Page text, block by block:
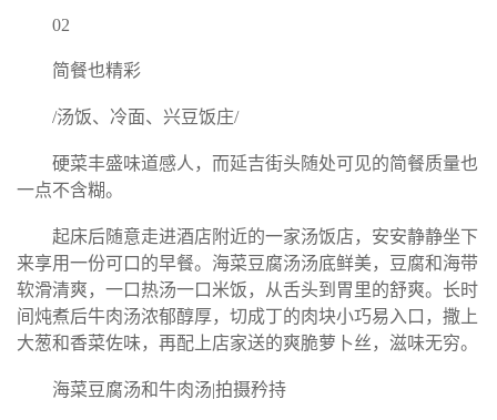
02
简餐也精彩
/汤饭、冷面、兴豆饭庄/
硬菜丰盛味道感人，而延吉街头随处可见的简餐质量也
一点不含糊。
起床后随意走进酒店附近的一家汤饭店，安安静静坐下
来享用一份可口的早餐。海菜豆腐汤汤底鲜美，豆腐和海带
软滑清爽，一口热汤一口米饭，从舌头到胃里的舒爽。长时
间炖煮后牛肉汤浓郁醇厚，切成丁的肉块小巧易入口，撒上
大葱和香菜佐味，再配上店家送的爽脆萝卜丝，滋味无穷。
海菜豆腐汤和牛肉汤|拍摄矜持